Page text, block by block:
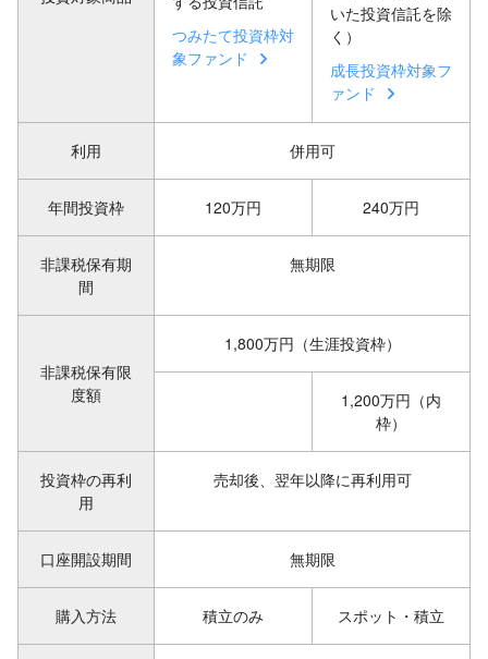
つみたて投資枠対
象ファンド
いた投資信託を除
く）
成長投資枠対象フ
ァンド
利用 併用可
年間投資枠 120万円 240万円
非課税保有期
間
無期限
非課税保有限
度額
1,800万円（生涯投資枠）
1,200万円（内
枠）
投資枠の再利
用
売却後、翌年以降に再利用可
口座開設期間 無期限
購入方法 積立のみ スポット・積立